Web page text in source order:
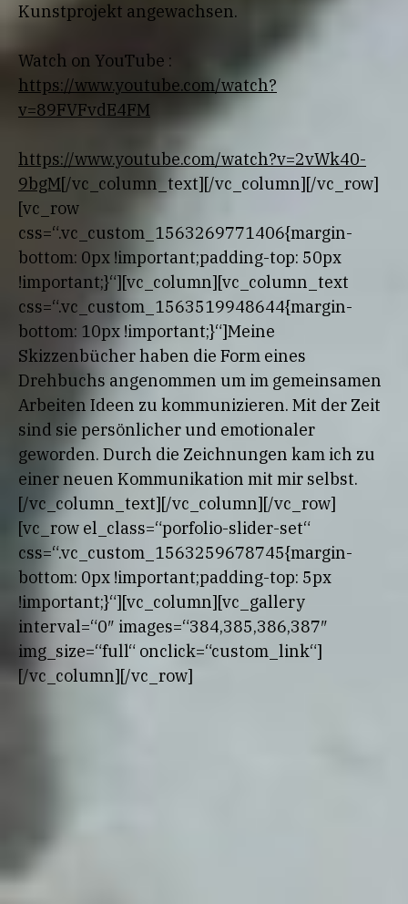
Kunstprojekt angewachsen.
Watch on YouTube :
https://www.youtube.com/watch?
v=89FVFvdE4FM
https://www.youtube.com/watch?v=2vWk40-
9bgM[/vc_column_text][/vc_column][/vc_row]
[vc_row
css=“.vc_custom_1563269771406{margin-
bottom: 0px !important;padding-top: 50px
!important;}“][vc_column][vc_column_text
css=“.vc_custom_1563519948644{margin-
bottom: 10px !important;}“]Meine
Skizzenbücher haben die Form eines
Drehbuchs angenommen um im gemeinsamen
Arbeiten Ideen zu kommunizieren. Mit der Zeit
sind sie persönlicher und emotionaler
geworden. Durch die Zeichnungen kam ich zu
einer neuen Kommunikation mit mir selbst.
[/vc_column_text][/vc_column][/vc_row]
[vc_row el_class=“porfolio-slider-set“
css=“.vc_custom_1563259678745{margin-
bottom: 0px !important;padding-top: 5px
!important;}“][vc_column][vc_gallery
interval=“0″ images=“384,385,386,387″
img_size=“full“ onclick=“custom_link“]
[/vc_column][/vc_row]